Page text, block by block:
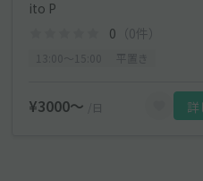
ito P
0 （0件）
¥3000〜 /日 詳